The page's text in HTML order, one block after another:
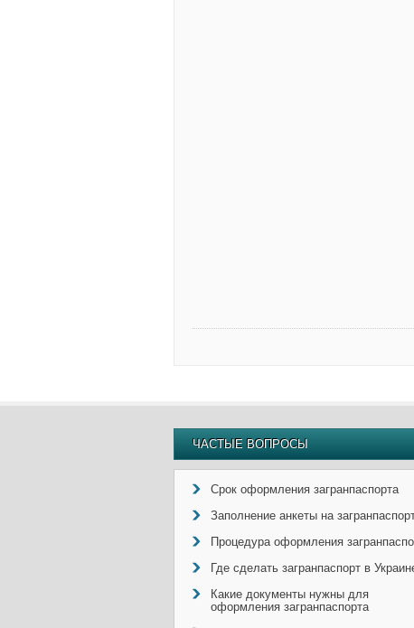
ЧАСТЫЕ ВОПРОСЫ
Срок оформления загранпаспорта
Заполнение анкеты на
Процедура оформления
Где сделать загранпаспорт в
Какие документы нужны для
оформления загранпаспорта